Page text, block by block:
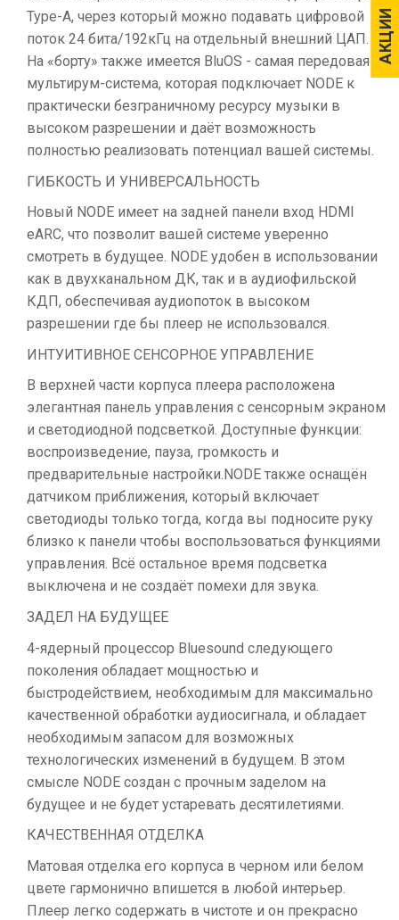
АКЦИИ
АКЦИИ
Type-A, через который можно подавать цифровой
поток 24 бита/192кГц на отдельный внешний ЦАП.
На «борту» также имеется BluOS - самая передовая
мультирум-система, которая подключает NODE к
практически безграничному ресурсу музыки в
высоком разрешении и даёт возможность
полностью реализовать потенциал вашей системы.
ГИБКОСТЬ И УНИВЕРСАЛЬНОСТЬ
Новый NODE имеет на задней панели вход HDMI
eARC, что позволит вашей системе уверенно
смотреть в будущее. NODE удобен в использовании
как в двухканальном ДК, так и в аудиофильской
КДП, обеспечивая аудиопоток в высоком
разрешении где бы плеер не использовался.
ИНТУИТИВНОЕ СЕНСОРНОЕ УПРАВЛЕНИЕ
В верхней части корпуса плеера расположена
элегантная панель управления с сенсорным экраном
и светодиодной подсветкой. Доступные функции:
воспроизведение, пауза, громкость и
предварительные настройки.NODE также оснащён
датчиком приближения, который включает
светодиоды только тогда, когда вы подносите руку
близко к панели чтобы воспользоваться функциями
управления. Всё остальное время подсветка
выключена и не создаёт помехи для звука.
ЗАДЕЛ НА БУДУЩЕЕ
4-ядерный процессор Bluesound следующего
поколения обладает мощностью и
быстродействием, необходимым для максимально
качественной обработки аудиосигнала, и обладает
необходимым запасом для возможных
технологических изменений в будущем. В этом
смысле NODE создан с прочным заделом на
будущее и не будет устаревать десятилетиями.
КАЧЕСТВЕННАЯ ОТДЕЛКА
Матовая отделка его корпуса в черном или белом
цвете гармонично впишется в любой интерьер.
Плеер легко содержать в чистоте и он прекрасно